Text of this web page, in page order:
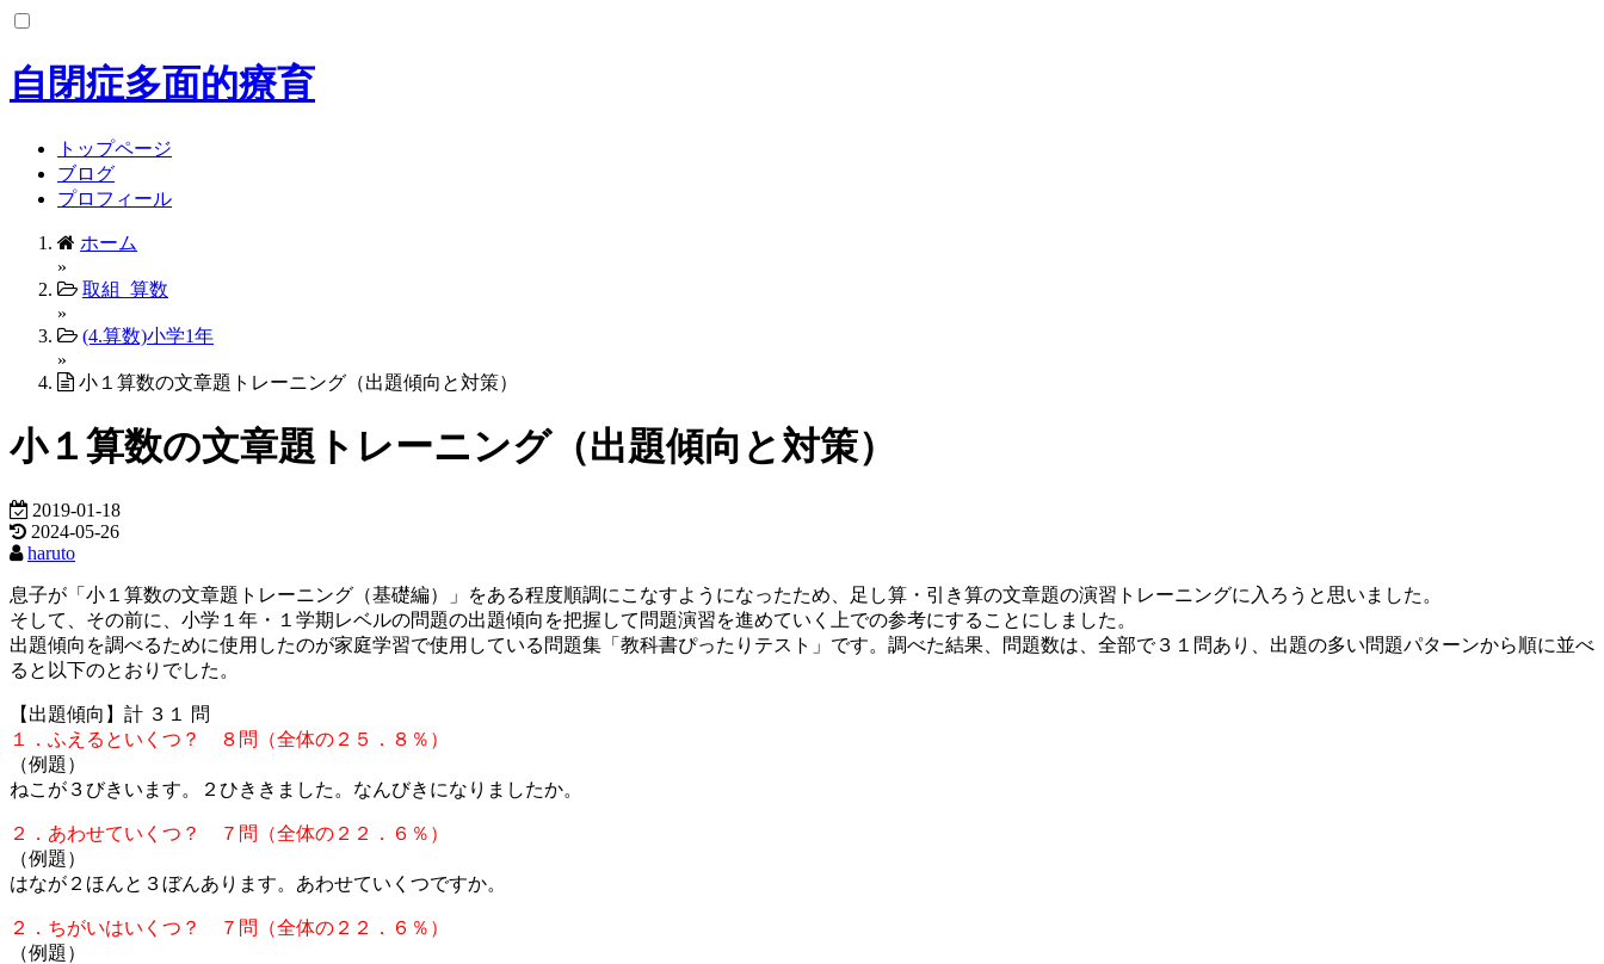
コ
テ
ン
自閉症多面的療育
トップページ
ブログ
プロフィール
ホーム
»
取組_算数
»
(4.算数)小学1年
»
小１算数の文章題トレーニング（出題傾向と対策）
小１算数の文章題トレーニング（出題傾向と対策）
2019-01-18
2024-05-26
haruto
息子が「小１算数の文章題トレーニング（基礎編）」をある程度順調にこなすようになったため、足し算・引き算の文章題の演習トレーニングに入ろうと思いました。
そして、その前に、小学１年・１学期レベルの問題の出題傾向を把握して問題演習を進めていく上での参考にすることにしました。
出題傾向を調べるために使用したのが家庭学習で使用している問題集「教科書ぴったりテスト」です。調べた結果、問題数は、全部で３１問あり、出題の多い問題パターンから順に並べ
ると以下のとおりでした。
【出題傾向】計 ３１ 問
１．ふえるといくつ？ ８問（全体の２５．８％）
（例題）
ねこが３びきいます。２ひききました。なんびきになりましたか。
２．あわせていくつ？ ７問（全体の２２．６％）
（例題）
はなが２ほんと３ぼんあります。あわせていくつですか。
２．ちがいはいくつ？ ７問（全体の２２．６％）
（例題）